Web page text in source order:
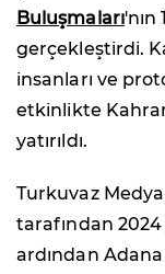
Buluşmaları'nın
gerçekleştirdi.
insanları ve
etkinlikte
yatırıldı.
Turkuvaz
tarafından 2024
ardından